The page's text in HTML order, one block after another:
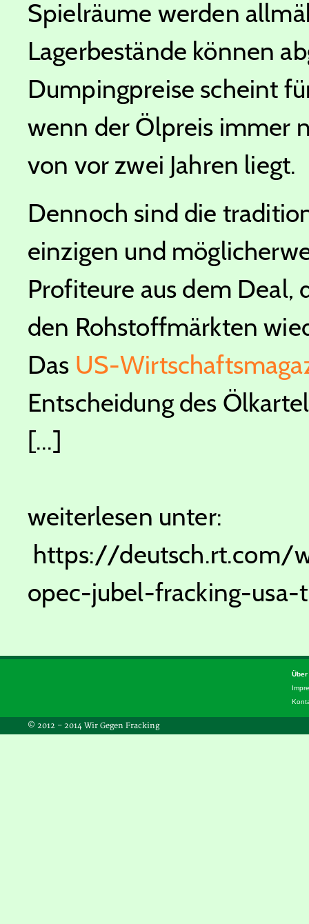
Spielräume werden
Lagerbestände können
Dumpingpreise scheint
wenn der Ölpreis immer
von vor zwei Jahren liegt.
Dennoch sind die
einzigen und
Profiteure aus dem Deal,
den Rohstoffmärkten
Das US-
Entscheidung des
[...]
weiterlesen unter:
https://deutsch.rt.com/
opec-jubel-fracking-
Über
© 2012 – 2014 Wir Gegen Fracking